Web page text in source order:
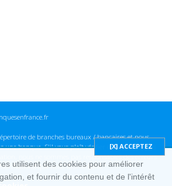
de branches bureaux / bancaires et nous
une banque. S'il vous plaît vérifier ces informations
nous ne sommes pas responsables des erreurs
que nous fournissons.
utilisent des cookies pour améliorer
et fournir du contenu et de l'intérêt